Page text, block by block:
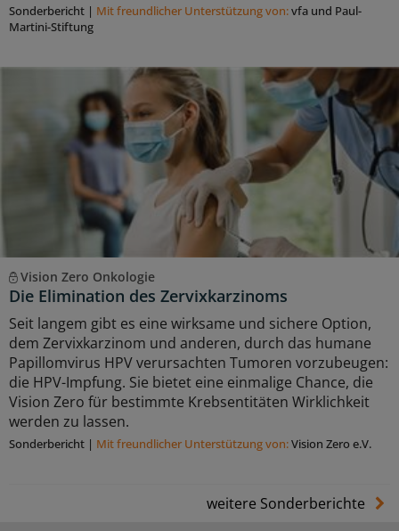
Sonderbericht | Mit freundlicher Unterstützung von:vfa und Paul-
Martini-Stiftung
Vision Zero Onkologie
Die Elimination des Zervixkarzinoms
Seit langem gibt es eine wirksame und sichere Option,
dem Zervixkarzinom und anderen, durch das humane
Papillomvirus HPV verursachten Tumoren vorzubeugen:
die HPV-Impfung. Sie bietet eine einmalige Chance, die
Vision Zero für bestimmte Krebsentitäten Wirklichkeit
werden zu lassen.
Sonderbericht | Mit freundlicher Unterstützung von:Vision Zero e.V.
weitere Sonderberichte